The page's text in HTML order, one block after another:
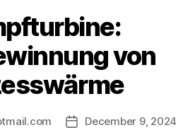
Anlagen
&
Holzvergasungsanlagen
von
PostDecember 9, 2024